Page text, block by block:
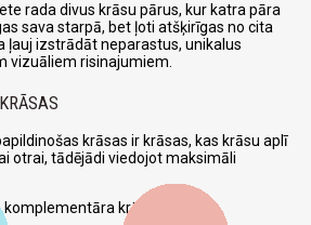
rada divus krāsu pārus, kur katra pāra
sava starpā, bet ļoti atšķirīgas no cita
ļauj izstrādāt neparastus, unikalus
vizuāliem risinajumiem.
krāsas ir krāsas, kas krāsu aplī
otrai, tādējādi viedojot maksimāli
krāsa: